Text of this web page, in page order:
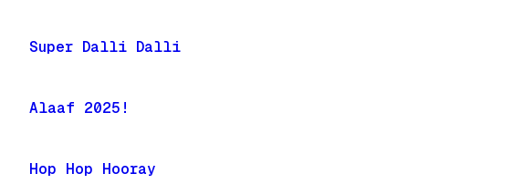
Super Dalli Dalli
Alaaf 2025!
Hop Hop Hooray